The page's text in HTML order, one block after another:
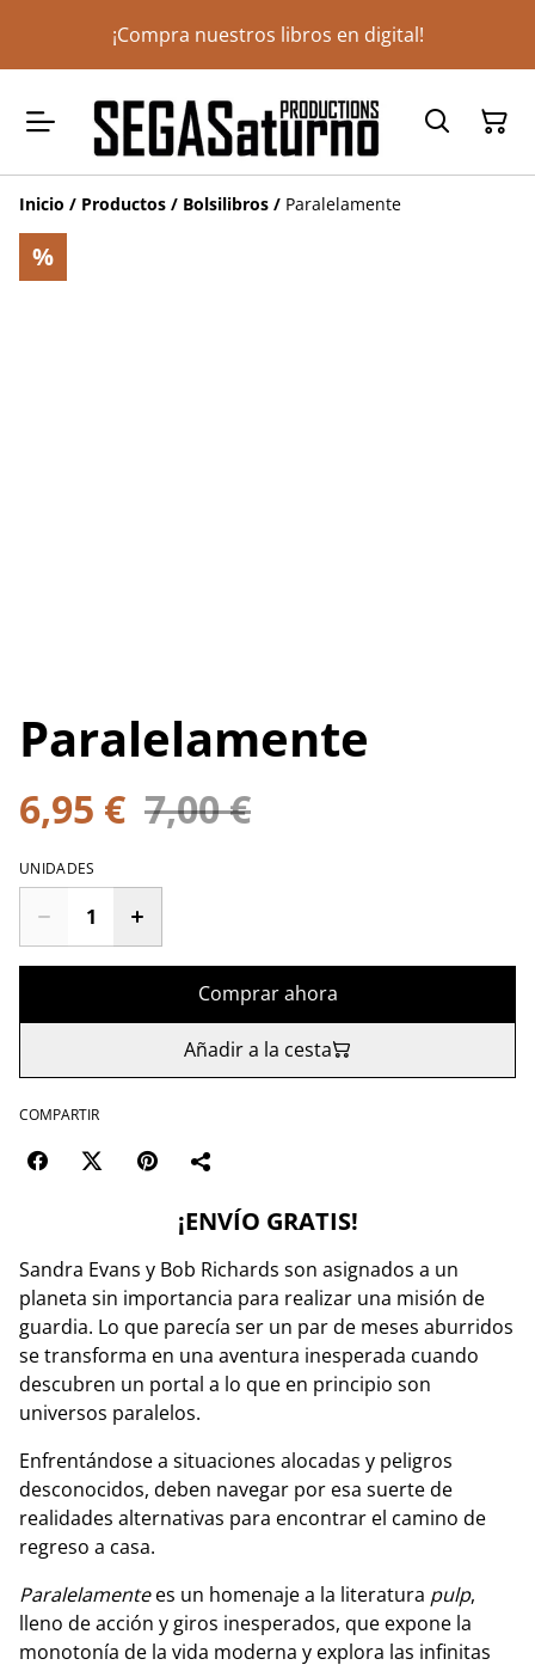
¡Compra nuestros libros en digital!
Inicio / Productos / Bolsilibros / Paralelamente
%
Paralelamente
6,95 € 7,00 €
UNIDADES
Comprar ahora
Añadir a la cesta
COMPARTIR
¡ENVÍO GRATIS!
Sandra Evans y Bob Richards son asignados a un
planeta sin importancia para realizar una misión de
guardia. Lo que parecía ser un par de meses aburridos
se transforma en una aventura inesperada cuando
descubren un portal a lo que en principio son
universos paralelos.
Enfrentándose a situaciones alocadas y peligros
desconocidos, deben navegar por esa suerte de
realidades alternativas para encontrar el camino de
regreso a casa.
Paralelamentees un homenaje a la literatura pulp,
lleno de acción y giros inesperados, que expone la
monotonía de la vida moderna y explora las infinitas